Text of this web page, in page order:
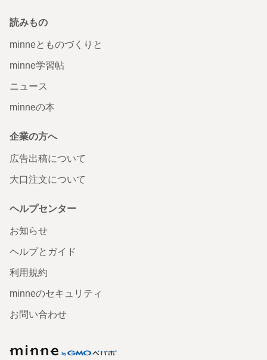
読みもの
minneとものづくりと
minne学習帖
ニュース
minneの本
企業の方へ
広告出稿について
大口注文について
ヘルプセンター
お知らせ
ヘルプとガイド
利用規約
minneのセキュリティ
お問い合わせ